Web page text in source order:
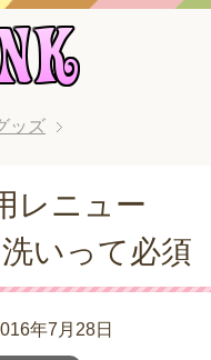
ッズ
レニュー
いって必須
年7月28日